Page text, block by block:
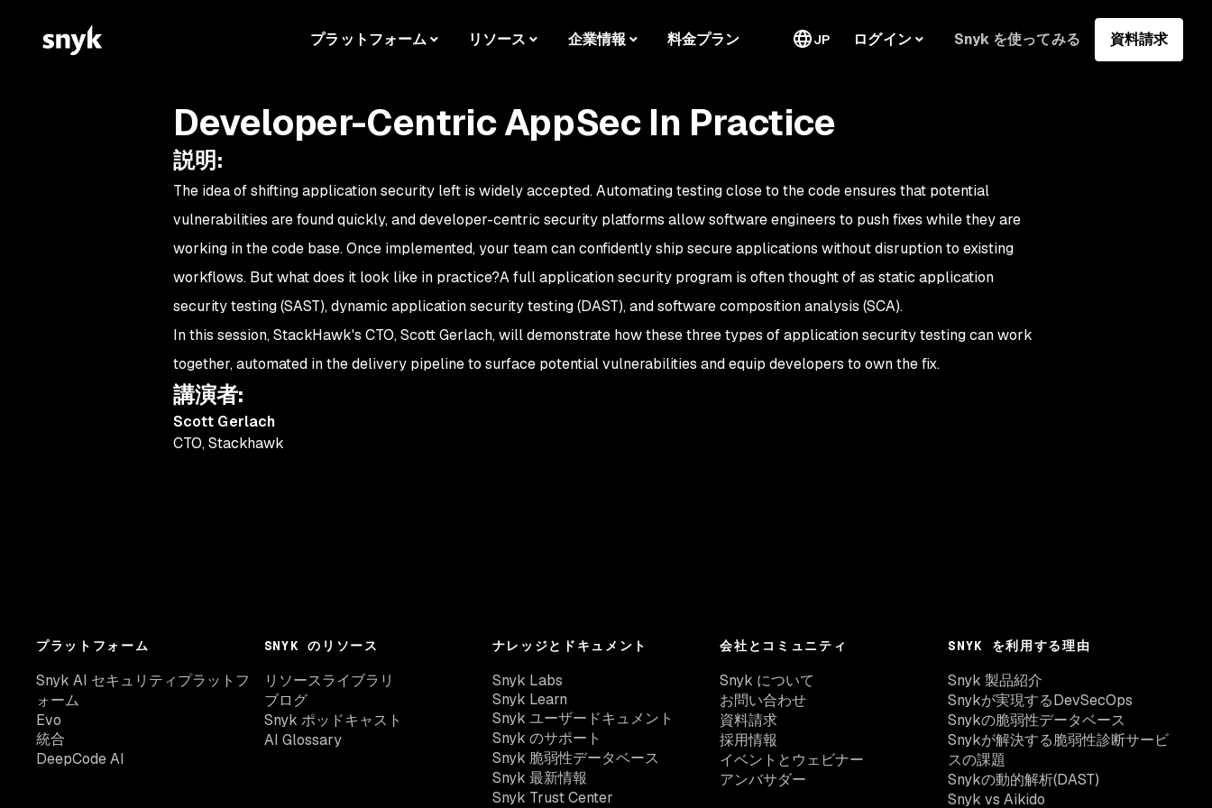
プラットフォーム リソース 企業情報 料金プラン JP ログイン Snyk を使ってみる 資料請求
Developer-Centric AppSec In Practice
説明:
The idea of shifting application security left is widely accepted. Automating testing close to the code ensures that potential
vulnerabilities are found quickly, and developer-centric security platforms allow software engineers to push fixes while they are
working in the code base. Once implemented, your team can confidently ship secure applications without disruption to existing
workflows. But what does it look like in practice?A full application security program is often thought of as static application
security testing (SAST), dynamic application security testing (DAST), and software composition analysis (SCA).
In this session, StackHawk's CTO, Scott Gerlach, will demonstrate how these three types of application security testing can work
together, automated in the delivery pipeline to surface potential vulnerabilities and equip developers to own the fix.
講演者:
Scott Gerlach
CTO,Stackhawk
プラットフォーム
Snyk AI セキュリティプラットフ
ォーム
Evo
統合
DeepCode AI
SNYK のリソース
リソースライブラリ
ブログ
Snyk ポッドキャスト
AI Glossary
ナレッジとドキュメント
Snyk Labs
Snyk Learn
Snyk ユーザードキュメント
Snyk のサポート
Snyk 脆弱性データベース
Snyk 最新情報
Snyk Trust Center
会社とコミュニティ
Snyk について
お問い合わせ
資料請求
採用情報
イベントとウェビナー
アンバサダー
SNYK を利用する理由
Snyk 製品紹介
Snykが実現するDevSecOps
Snykの脆弱性データベース
Snykが解決する脆弱性診断サービ
スの課題
Snykの動的解析(DAST)
Snyk vs Aikido